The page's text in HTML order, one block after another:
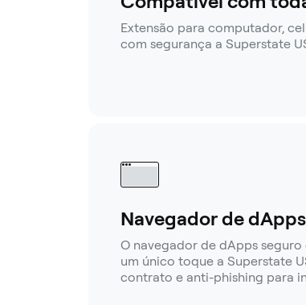
Extensão para computador,
com segurança a Superstate
Navegador de
O navegador de dApps
um único toque a Superstate
contrato e anti-phishing para